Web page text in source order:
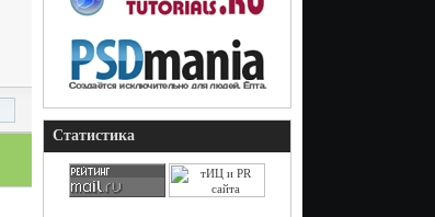
Статистика